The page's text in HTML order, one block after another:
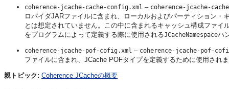
coherence-jcache-cache-config.xml – coherence-jcache-
ロバイダJARファイルに含まれ、ローカルおよびパーティション
とは想定されていません。この中に含まれるキャッシュ構成ファ
をプログラムによって定義する際に使用されるJCacheNamespaceハ
coherence-jcache-pof-cofig.xml – coherence-jcache-pof-
ファイルに含まれ、JCache POFタイプを定義するために使用され
親トピック: Coherence JCacheの概要